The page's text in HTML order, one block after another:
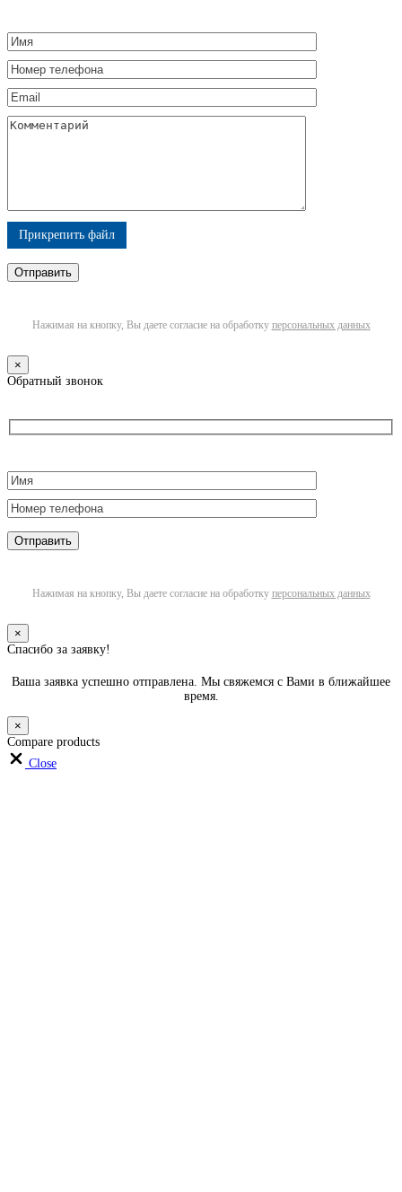
Прикрепить файл
Нажимая на кнопку, Вы даете согласие на обработку персональных данных
×
Обратный звонок
Нажимая на кнопку, Вы даете согласие на обработку персональных данных
×
Спасибо за заявку!
Ваша заявка успешно отправлена. Мы свяжемся с Вами в ближайшее
время.
×
Compare products
Close